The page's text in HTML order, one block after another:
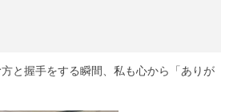
と握手をする瞬間、私も心から「ありが